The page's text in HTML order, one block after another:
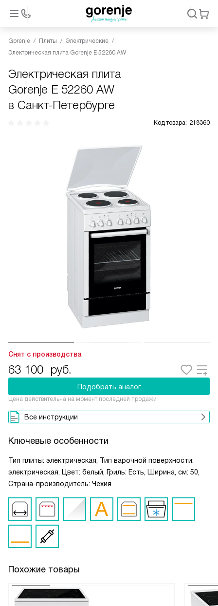
Gorenje Плиты
Электрические
Электрическая плита Gorenje E 52260 AW
Электрическая плита
Gorenje E 52260 AW
в Санкт-Петербурге
Код товара: 218360
Снят с производства
63 100 руб.
Подобрать аналог
Цена действительна на момент последней продажи
Все инструкции
Ключевые особенности
Тип плиты: электрическая, Тип варочной поверхности:
электрическая, Цвет: белый, Гриль: Есть, Ширина, см: 50,
Страна-производитель: Чехия
Похожие товары